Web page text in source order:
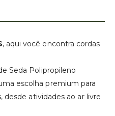
, aqui você encontra cordas
Seda Polipropileno
escolha premium para
desde atividades ao ar livre